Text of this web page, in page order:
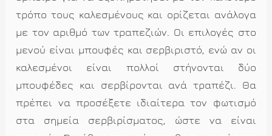
τρόπο τους καλεσμένους και ορίζεται ανάλογα
με τον αριθμό των τραπεζιών. Οι επιλογές στο
μενού είναι μπουφές και σερβιριστό, ενώ αν οι
καλεσμένοι είναι πολλοί στήνονται δύο
μπουφέδες και σερβίρονται ανά τραπέζι. Θα
πρέπει να προσέξετε ιδιαίτερα τον φωτισμό
στα σημεία σερβιρίσματος, ώστε να είναι